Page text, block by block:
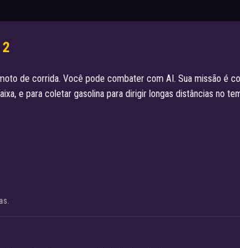
de corrida. Você pode combater com AI. Sua missão é
e para coletar gasolina para dirigir longas distâncias no